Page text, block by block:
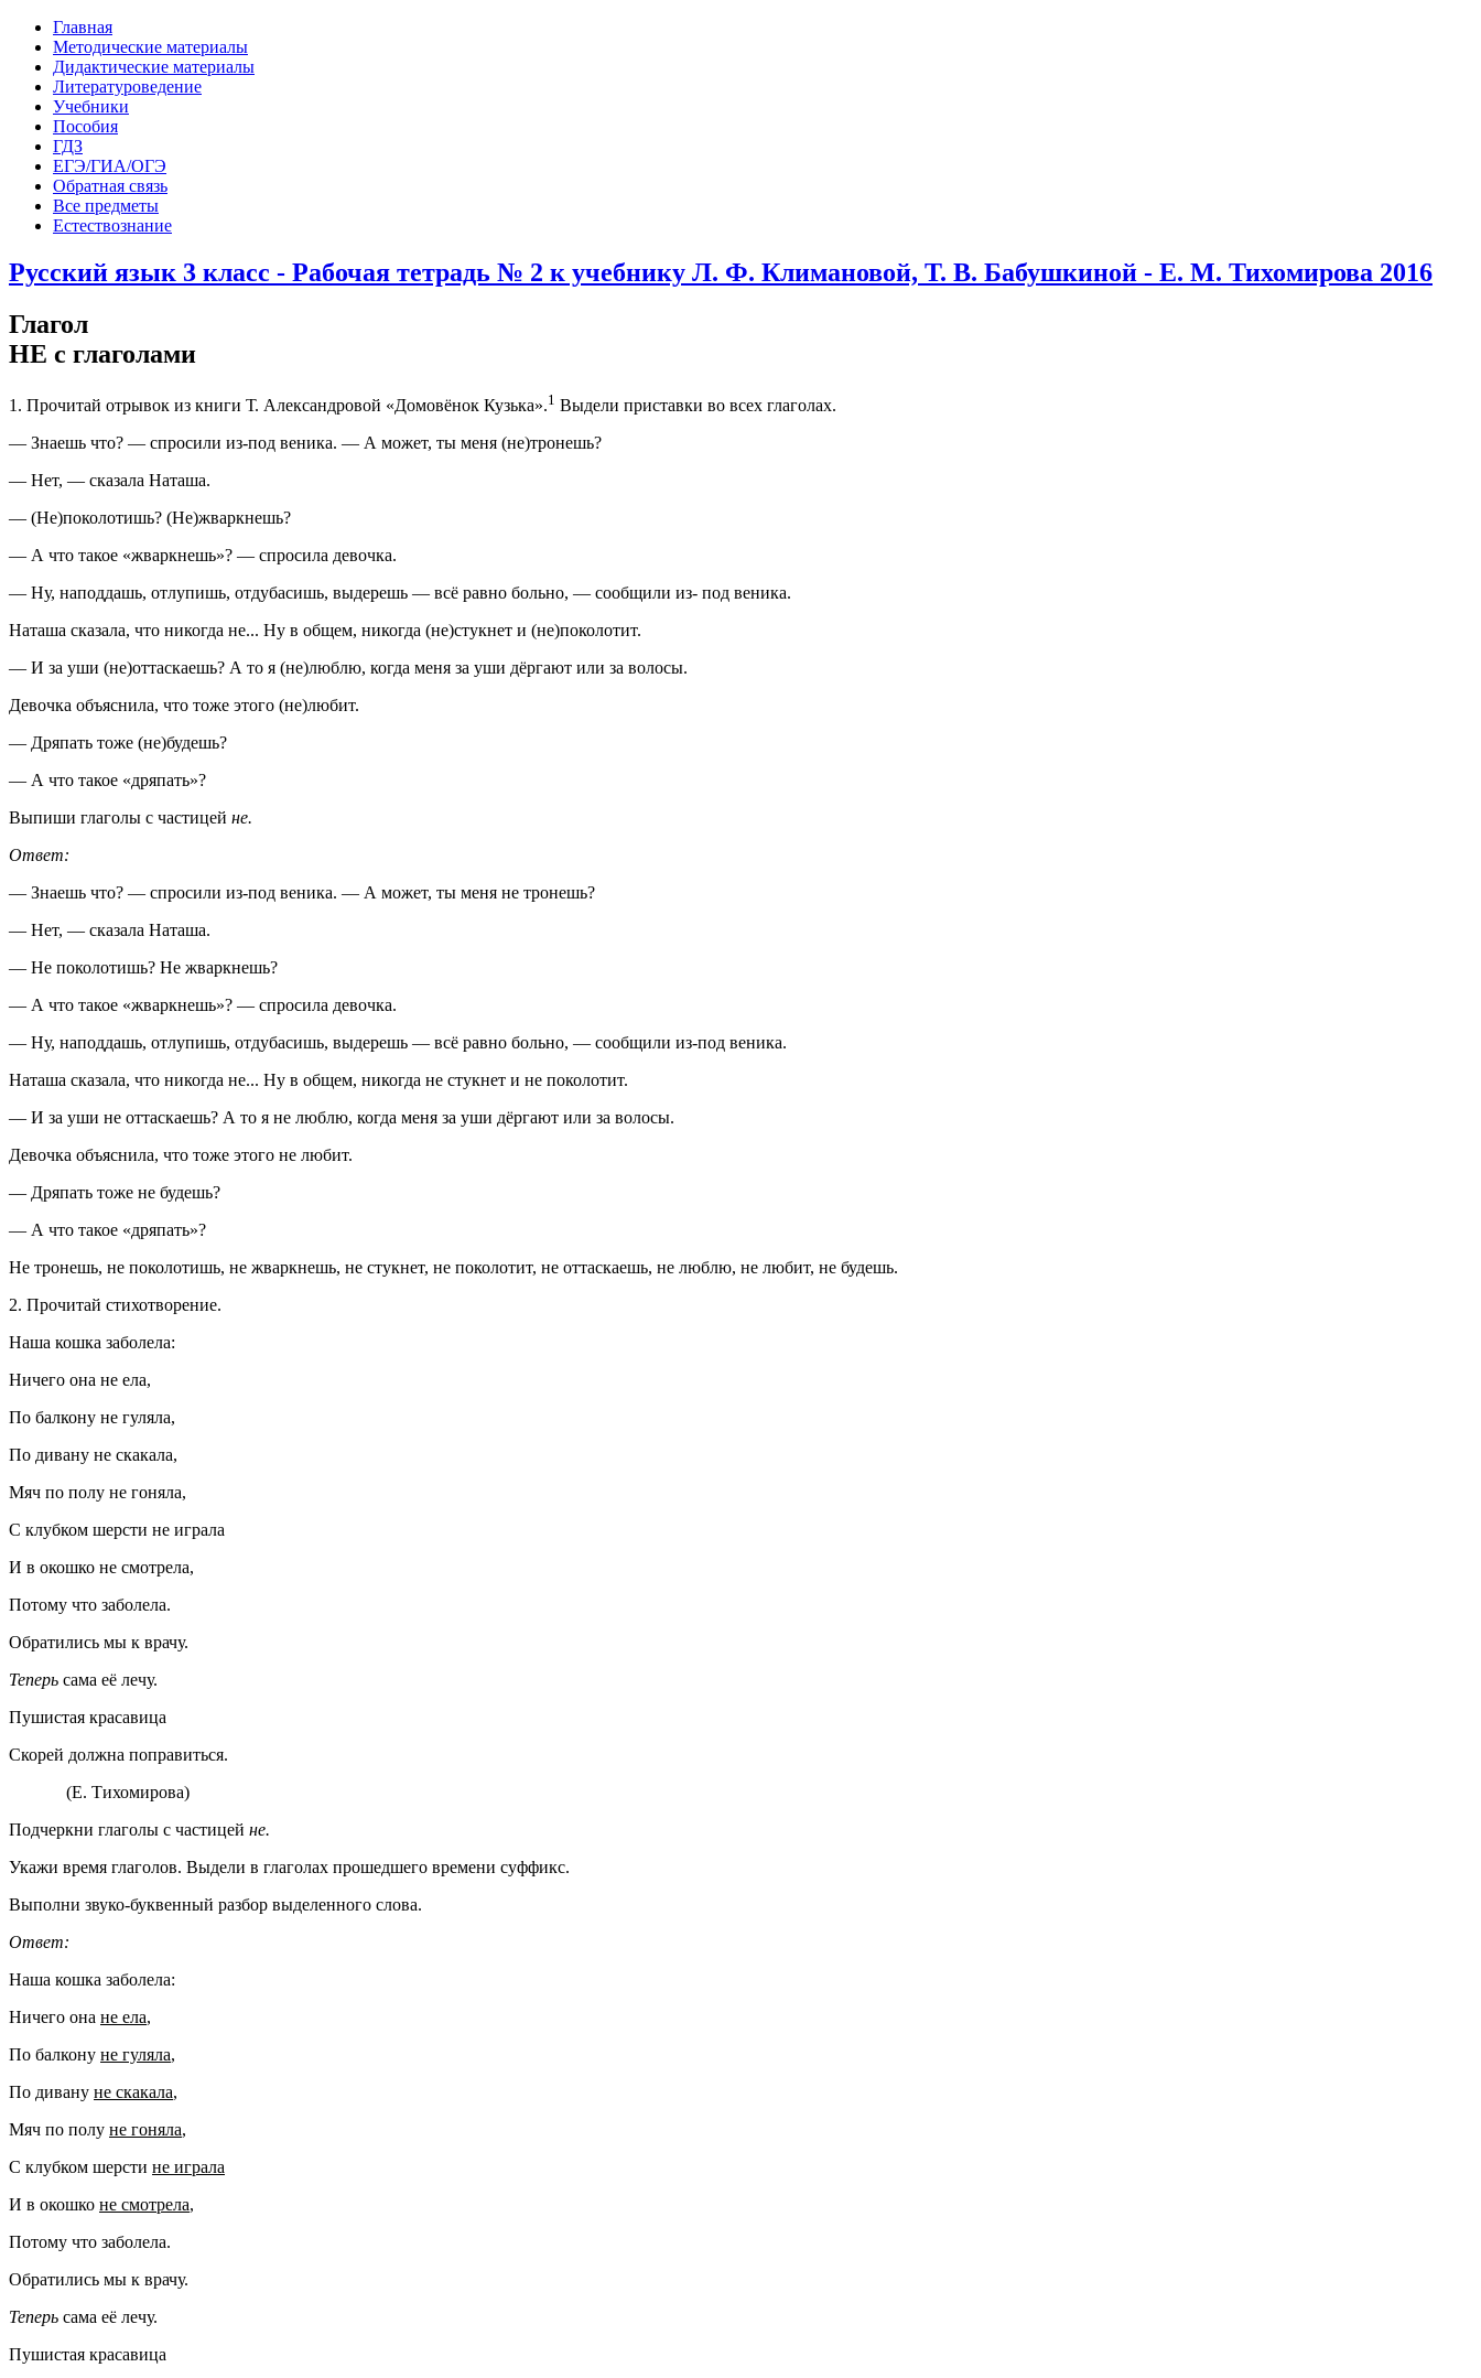
Главная
Методические материалы
Дидактические материалы
Литературоведение
Учебники
Пособия
ГДЗ
ЕГЭ/ГИА/ОГЭ
Обратная связь
Все предметы
Естествознание
Русский язык 3 класс - Рабочая тетрадь № 2 к учебнику Л. Ф. Климановой, Т. В. Бабушкиной - Е. М. Тихомирова 2016
Глагол
НЕ с глаголами
1. Прочитай отрывок из книги Т. Александровой «Домовёнок Кузька».1 Выдели приставки во всех глаголах.
— Знаешь что? — спросили из-под веника. — А может, ты меня (не)тронешь?
— Нет, — сказала Наташа.
— (Не)поколотишь? (Не)жваркнешь?
— А что такое «жваркнешь»? — спросила девочка.
— Ну, наподдашь, отлупишь, отдубасишь, выдерешь — всё равно больно, — сообщили из- под веника.
Наташа сказала, что никогда не... Ну в общем, никогда (не)стукнет и (не)поколотит.
— И за уши (не)оттаскаешь? А то я (не)люблю, когда меня за уши дёргают или за волосы.
Девочка объяснила, что тоже этого (не)любит.
— Дряпать тоже (не)будешь?
— А что такое «дряпать»?
Выпиши глаголы с частицей не.
Ответ:
— Знаешь что? — спросили из-под веника. — А может, ты меня не тронешь?
— Нет, — сказала Наташа.
— Не поколотишь? Не жваркнешь?
— А что такое «жваркнешь»? — спросила девочка.
— Ну, наподдашь, отлупишь, отдубасишь, выдерешь — всё равно больно, — сообщили из-под веника.
Наташа сказала, что никогда не... Ну в общем, никогда не стукнет и не поколотит.
— И за уши не оттаскаешь? А то я не люблю, когда меня за уши дёргают или за волосы.
Девочка объяснила, что тоже этого не любит.
— Дряпать тоже не будешь?
— А что такое «дряпать»?
Не тронешь, не поколотишь, не жваркнешь, не стукнет, не поколотит, не оттаскаешь, не люблю, не любит, не будешь.
2. Прочитай стихотворение.
Наша кошка заболела:
Ничего она не ела,
По балкону не гуляла,
По дивану не скакала,
Мяч по полу не гоняла,
С клубком шерсти не играла
И в окошко не смотрела,
Потому что заболела.
Обратились мы к врачу.
Теперь сама её лечу.
Пушистая красавица
Скорей должна поправиться.
(Е. Тихомирова)
Подчеркни глаголы с частицей не.
Укажи время глаголов. Выдели в глаголах прошедшего времени суффикс.
Выполни звуко-буквенный разбор выделенного слова.
Ответ:
Наша кошка заболела:
Ничего она не ела,
По балкону не гуляла,
По дивану не скакала,
Мяч по полу не гоняла,
С клубком шерсти не играла
И в окошко не смотрела,
Потому что заболела.
Обратились мы к врачу.
Теперь сама её лечу.
Пушистая красавица